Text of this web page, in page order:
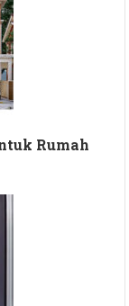
Rumah